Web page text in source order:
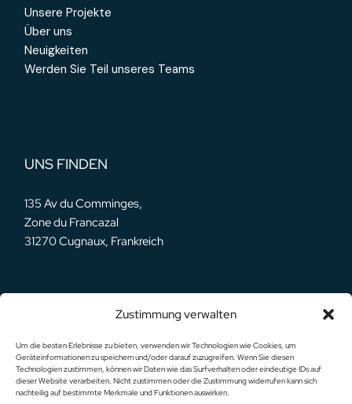
Zustimmung verwalten
Um die besten Erlebnisse zu bieten, verwenden wir Technologien wie Cookies, um
Geräteinformationen zu speichern und/oder darauf zuzugreifen. Wenn Sie diesen
Technologien zustimmen, können wir Daten wie das Surfverhalten oder eindeutige IDs auf
dieser Website verarbeiten. Nicht zustimmen oder die Zustimmung widerrufen kann sich
nachteilig auf bestimmte Merkmale und Funktionen auswirken.
Unsere Projekte
Über uns
Neuigkeiten
Werden Sie Teil unseres Teams
UNS FINDEN
135 Av du Comminges,
Zone du Francazal
31270 Cugnaux, Frankreich
UNSERE NETZWERKE